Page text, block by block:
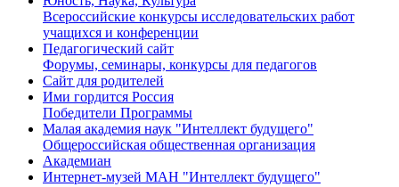
Всероссийские конкурсы исследовательских работ
учащихся и конференции
Педагогический сайт
Форумы, семинары, конкурсы для педагогов
Сайт для родителей
Ими гордится Россия
Победители Программы
Малая академия наук "Интеллект будущего"
Общероссийская общественная организация
Академиан
Интернет-музей МАН "Интеллект будущего"